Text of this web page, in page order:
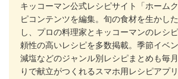
キッコーマン公式レシピサイト「ホーム
ピコンテンツを編集。旬の食材を生かし
し、プロの料理家とキッコーマンのレシ
頼性の高いレシピを多数掲載。季節イベ
減塩などのジャンル別レシピまとめも毎
りで献立がつくれるスマホ用レシピアプ